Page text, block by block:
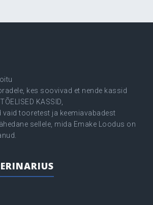
kes soovivad et nende kassid
KASSID,
tooretest ja keemiavabadest
sellele, mida Emake Loodus on